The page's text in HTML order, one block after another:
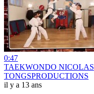
0:47
TAEKWONDO NICOLAS
TONGSPRODUCTIONS
il y a 13 ans